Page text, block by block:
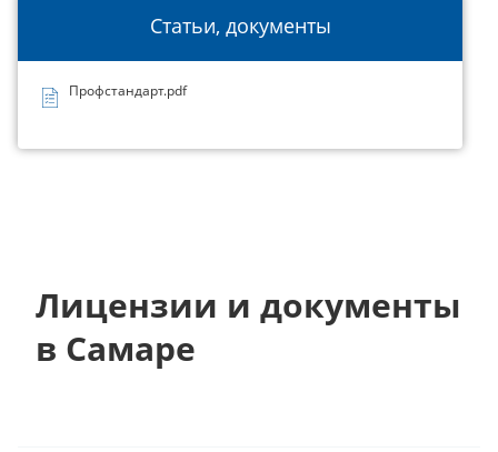
Статьи, документы
Профстандарт.pdf
Лицензии и документы
в Самаре